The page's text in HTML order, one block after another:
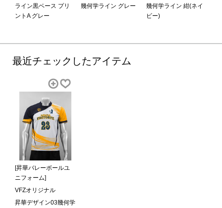
ライン黒ベース プリ
ントA グレー
幾何学ライン グレー
幾何学ライン 紺(ネイ
ビー)
最近チェックしたアイテム
[昇華バレーボールユ
ニフォーム]
VFZオリジナル
昇華デザイン03幾何学